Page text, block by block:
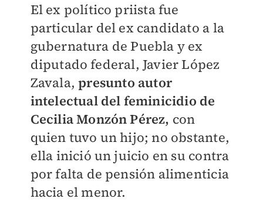
El ex político priista fue
particular del ex candidato a la
gubernatura de Puebla y ex
diputado federal, Javier López
Zavala,presunto autor
intelectual del feminicidio de
Cecilia Monzón Pérez, con
quien tuvo un hijo; no obstante,
ella inició un juicio en su contra
por falta de pensión alimenticia
hacia el menor.